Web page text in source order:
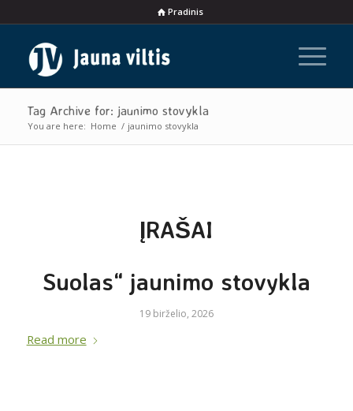
Pradinis
Tag Archive for: jaunimo stovykla
You are here: Home / jaunimo stovykla
ĮRAŠAI
Suolas“ jaunimo stovykla
19 birželio, 2026
Read more